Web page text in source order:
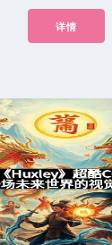
详情